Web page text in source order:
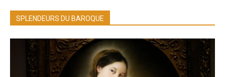
SPLENDEURS DU BAROQUE